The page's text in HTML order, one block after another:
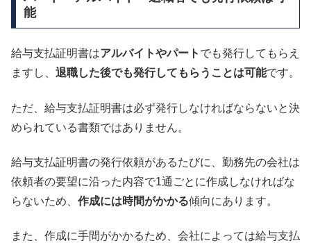
能
給与支払証明書はアルバイトやパート でも発行してもらえ
ますし、 退職した後でも発行してもらうことは可能です。
ただ、給与支払証明書は必ず発行しなければならないと決
められている書類ではありません。
給与支払証明書の発行依頼があるたびに、勤務先の会社は
依頼者の要望に沿った内容で1通ごとに作成しなければな
らないため、 作成には時間がかかる傾向にあります。
また、作成に手間がかかるため、会社によっては給与支払